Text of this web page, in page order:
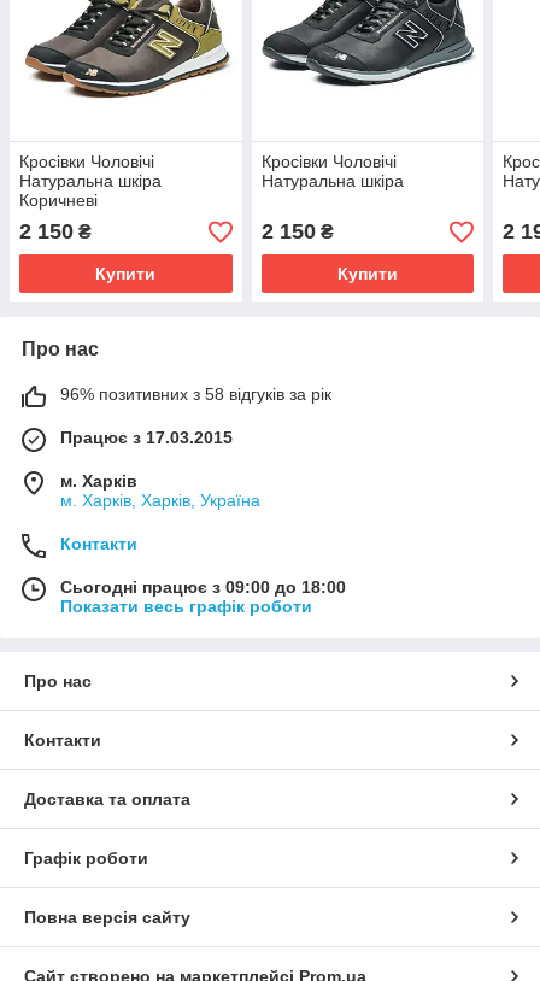
Кросівки Чоловічі
Натуральна шкіра
Коричневі
2 150 ₴
Купити
Кросівки Чоловічі
Натуральна шкіра
2 150₴
Купити
2
Про нас
96% позитивних з 58 відгуків за рік
Працює з 17.03.2015
м. Харків
м. Харків, Харків, Україна
Контакти
Сьогодні працює з 09:00 до 18:00
Показати весь графік роботи
Про нас
Контакти
Доставка та оплата
Графік роботи
Повна версія сайту
Сайт створено на маркетплейсі Prom.ua